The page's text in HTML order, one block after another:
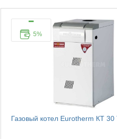
5%
Газовый котел Eurotherm КТ 30